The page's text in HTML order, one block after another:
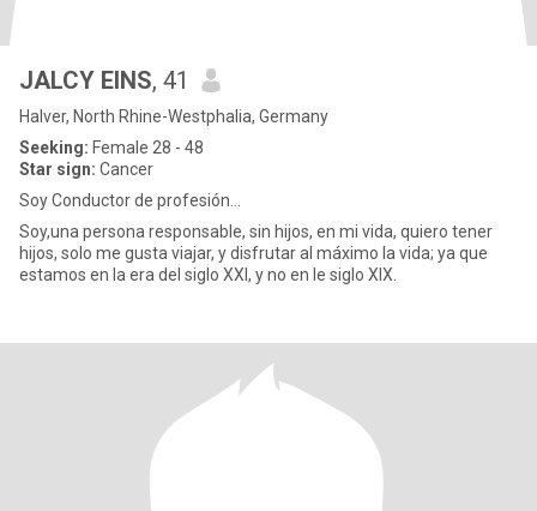
JALCY EINS, 41
Halver, North Rhine-Westphalia, Germany
Seeking: Female 28 - 48
Star sign: Cancer
Soy Conductor de profesión...
Soy,una persona responsable, sin hijos, en mi vida, quiero tener
hijos, solo me gusta viajar, y disfrutar al máximo la vida; ya que
estamos en la era del siglo XXI, y no en le siglo XIX.